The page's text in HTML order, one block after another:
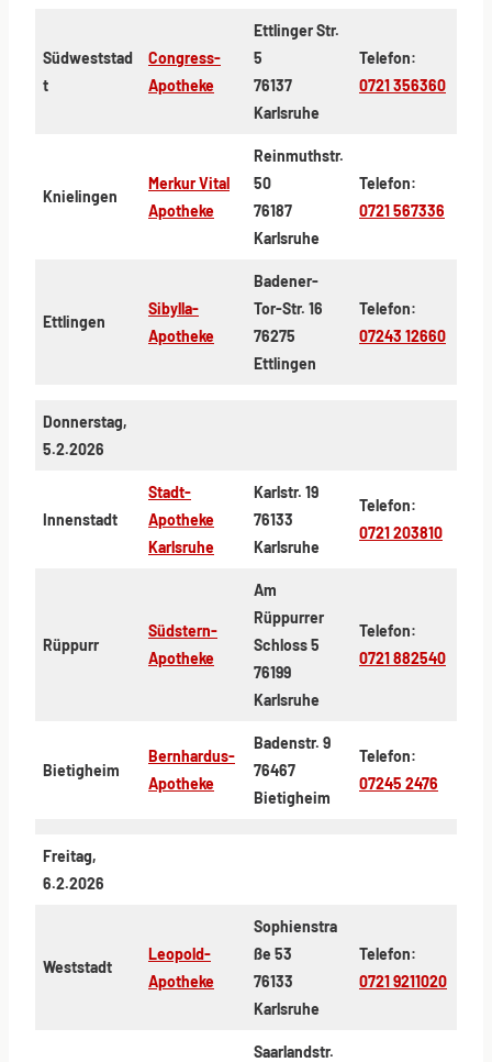
Südweststad
t
Congress-
Apotheke
Ettlinger Str.
5
76137
Karlsruhe
Telefon:
0721 356360
Knielingen
Merkur Vital
Apotheke
Reinmuthstr.
50
76187
Karlsruhe
Telefon:
0721 567336
Ettlingen
Sibylla-
Apotheke
Badener-
Tor-Str. 16
76275
Ettlingen
Telefon:
07243 12660
Donnerstag,
5.2.2026
Innenstadt
Stadt-
Apotheke
Karlsruhe
Karlstr. 19
76133
Karlsruhe
Telefon:
0721 203810
Rüppurr
Südstern-
Apotheke
Am
Rüppurrer
Schloss 5
76199
Karlsruhe
Telefon:
0721 882540
Bietigheim
Bernhardus-
Apotheke
Badenstr. 9
76467
Bietigheim
Telefon:
07245 2476
Freitag,
6.2.2026
Weststadt
Leopold-
Apotheke
Sophienstra
ße 53
76133
Karlsruhe
Telefon:
0721 9211020
Saarlandstr.